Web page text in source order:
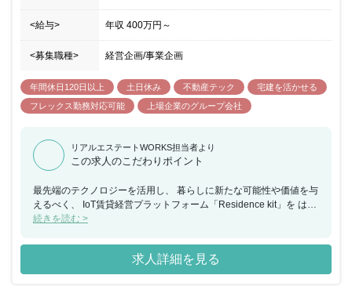
<給与> 年収 400万円 ～
<募集職種> 経営企画/事業企画
年間休日120日以上 土日休み 不動産テック
宅建を活かせる
フレックス勤務対応可能
上場企業のグループ会社
リアルエステートWORKS担当者より
この求人のこだわりポイント
最先端のテクノロジーを活用し、 暮らしに新たな可能性や価値を与
えるべく、 IoT賃貸経営プラットフォーム「Residence kit」を はじ
めとしたさまざまなサービスを展開しています。
続きを読む >
求人詳細を見る